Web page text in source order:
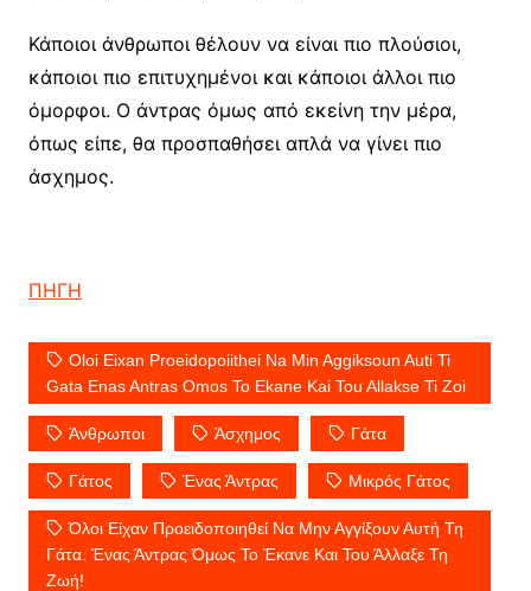
Κάποιοι άνθρωποι θέλουν να είναι πιο πλούσιοι,
κάποιοι πιο επιτυχημένοι και κάποιοι άλλοι πιο
όμορφοι. Ο άντρας όμως από εκείνη την μέρα,
όπως είπε, θα προσπαθήσει απλά να γίνει πιο
άσχημος.
ΠΗΓΗ
Oloi Eixan Proeidopoiithei Na Min Aggiksoun Auti Ti
Gata Enas Antras Omos To Ekane Kai Tou Allakse Ti Zoi
Άνθρωποι Άσχημος Γάτα
Γάτος Ένας Άντρας Μικρός Γάτος
Όλοι Είχαν Προειδοποιηθεί Να Μην Αγγίξουν Αυτή Τη
Γάτα. Ένας Άντρας Όμως Το Έκανε Και Του Άλλαξε Τη
Ζωή!